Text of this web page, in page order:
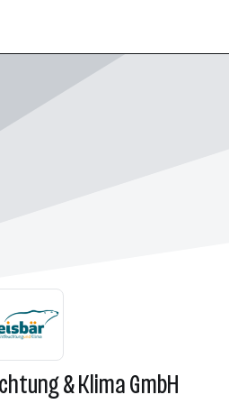
& Klima GmbH